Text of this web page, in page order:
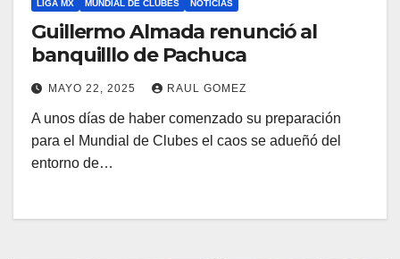
LIGA MX MUNDIAL DE CLUBES NOTICIAS
Guillermo Almada renunció al
banquilllo de Pachuca
MAYO 22, 2025 RAUL GOMEZ
A unos días de haber comenzado su preparación
para el Mundial de Clubes el caos se adueñó del
entorno de…